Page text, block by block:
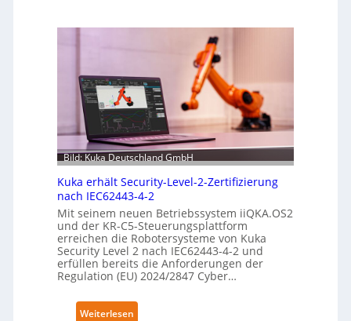
Bild: Kuka Deutschland GmbH
Kuka erhält Security-Level-2-Zertifizierung
nach IEC62443-4-2
Mit seinem neuen Betriebssystem iiQKA.OS2
und der KR-C5-Steuerungsplattform
erreichen die Robotersysteme von Kuka
Security Level 2 nach IEC62443-4-2 und
erfüllen bereits die Anforderungen der
Regulation (EU) 2024/2847 Cyber…
Weiterlesen: